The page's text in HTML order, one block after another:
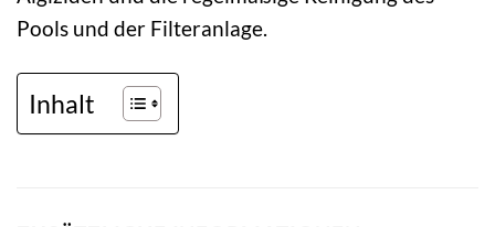
Pools und der Filteranlage.
Inhalt